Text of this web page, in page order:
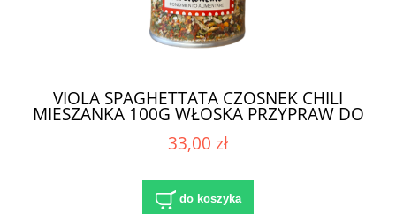
VIOLA SPAGHETTATA CZOSNEK CHILI
MIESZANKA 100G WŁOSKA PRZYPRAW DO
33,00 zł
do koszyka